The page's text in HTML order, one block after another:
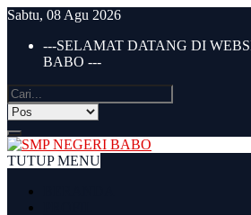
Sabtu, 08 Agu 2026
---SELAMAT DATANG DI
BABO ---
TUTUP MENU